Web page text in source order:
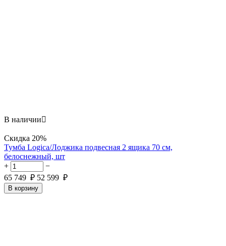
В наличии
Скидка 20%
Тумба Logica/Лоджика подвесная 2 ящика 70 см,
белоснежный, шт
+
−
65 749 ₽ 52 599 ₽
В корзину